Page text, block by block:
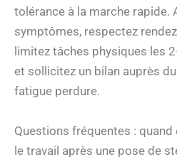
tolérance à la marche rapide.
symptômes, respectez
limitez tâches physiques les
et sollicitez un bilan auprès
fatigue perdure.
Questions fréquentes :
le travail après une pose de